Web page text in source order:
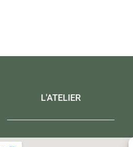
L'ATELIER